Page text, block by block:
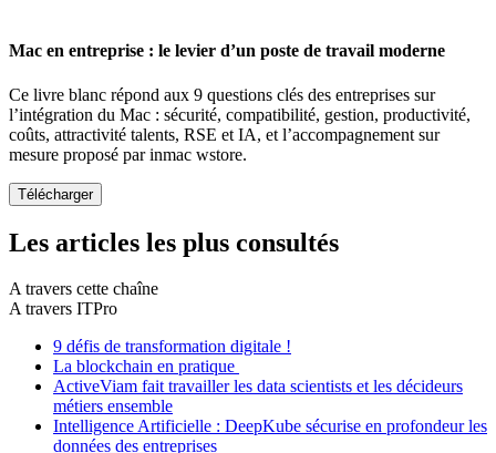
Mac en entreprise : le levier d’un poste de travail moderne
Ce livre blanc répond aux 9 questions clés des entreprises sur
l’intégration du Mac : sécurité, compatibilité, gestion, productivité,
coûts, attractivité talents, RSE et IA, et l’accompagnement sur
mesure proposé par inmac wstore.
Les articles les plus consultés
A travers cette chaîne
A travers ITPro
9 défis de transformation digitale !
La blockchain en pratique
ActiveViam fait travailler les data scientists et les décideurs
métiers ensemble
Intelligence Artificielle : DeepKube sécurise en profondeur les
données des entreprises